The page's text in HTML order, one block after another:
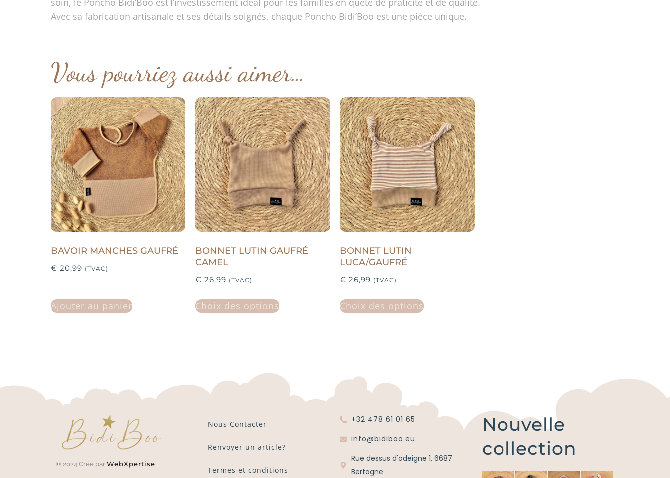
Avec sa fabrication artisanale et ses détails soignés, chaque Poncho Bidi’Boo est une pièce unique.
Vous pourriez aussi aimer…
BAVOIR MANCHES GAUFRÉ
€ 20,99 (TVAC)
Ajouter au panier
BONNET LUTIN GAUFRÉ
CAMEL
€ 26,99 (TVAC)
Choix des options
BONNET LUTIN
LUCA/GAUFRÉ
€ 26,99 (TVAC)
Choix des options
© 2024 Créé par WebXpertise
Nous Contacter
Renvoyer un article?
Termes et conditions
+32 478 61 01 65
info@bidiboo.eu
Rue dessus d'odeigne 1, 6687
Bertogne
Nouvelle
collection